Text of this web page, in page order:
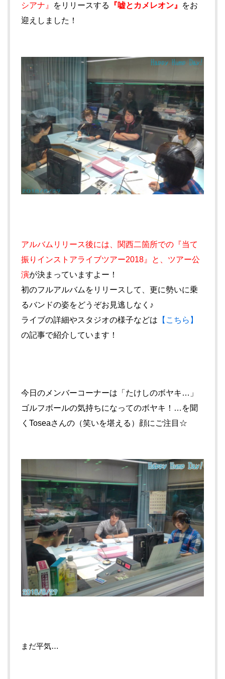
シアナ』
をリリースする 『嘘とカメレオン』
をお
迎えしました！
アルバムリリース後には、関西二箇所での『当て
振りインストアライブツアー2018』と、ツアー公
演が決まっていますよー！
初のフルアルバムをリリースして、更に勢いに乗
るバンドの姿をどうぞお見逃しなく♪
ライブの詳細やスタジオの様子などは 【こちら】
の記事で紹介しています！
今日のメンバーコーナーは「たけしのボヤキ…」
ゴルフボールの気持ちになってのボヤキ！…を聞
くToseaさんの（笑いを堪える）顔にご注目☆
まだ平気…